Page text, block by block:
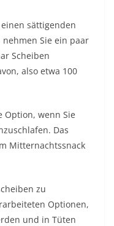
sättigenden
Sie ein paar
Scheiben
also etwa 100
Option, wenn Sie
Das
Mitternachtssnack
zu
Optionen,
und in Tüten